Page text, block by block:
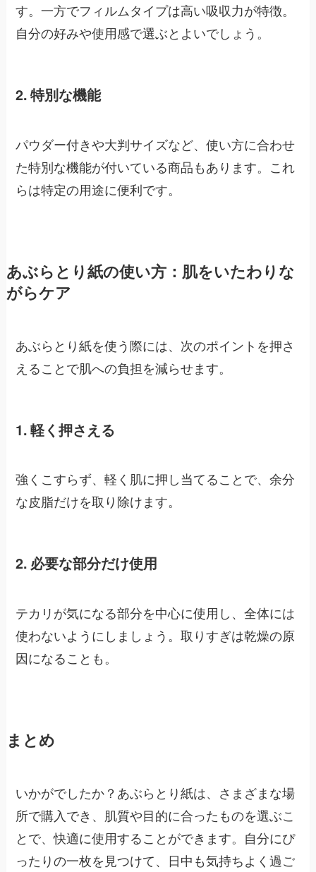
す。一方でフィルムタイプは高い吸収力が特徴。
自分の好みや使用感で選ぶとよいでしょう。
2. 特別な機能
パウダー付きや大判サイズなど、使い方に合わせ
た特別な機能が付いている商品もあります。これ
らは特定の用途に便利です。
あぶらとり紙の使い方：肌をいたわりな
がらケア
あぶらとり紙を使う際には、次のポイントを押さ
えることで肌への負担を減らせます。
1. 軽く押さえる
強くこすらず、軽く肌に押し当てることで、余分
な皮脂だけを取り除けます。
2. 必要な部分だけ使用
テカリが気になる部分を中心に使用し、全体には
使わないようにしましょう。取りすぎは乾燥の原
因になることも。
まとめ
いかがでしたか？あぶらとり紙は、さまざまな場
所で購入でき、肌質や目的に合ったものを選ぶこ
とで、快適に使用することができます。自分にぴ
ったりの一枚を見つけて、日中も気持ちよく過ご